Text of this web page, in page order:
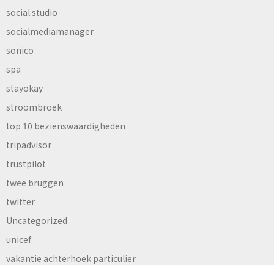
social studio
socialmediamanager
sonico
spa
stayokay
stroombroek
top 10 bezienswaardigheden
tripadvisor
trustpilot
twee bruggen
twitter
Uncategorized
unicef
vakantie achterhoek particulier